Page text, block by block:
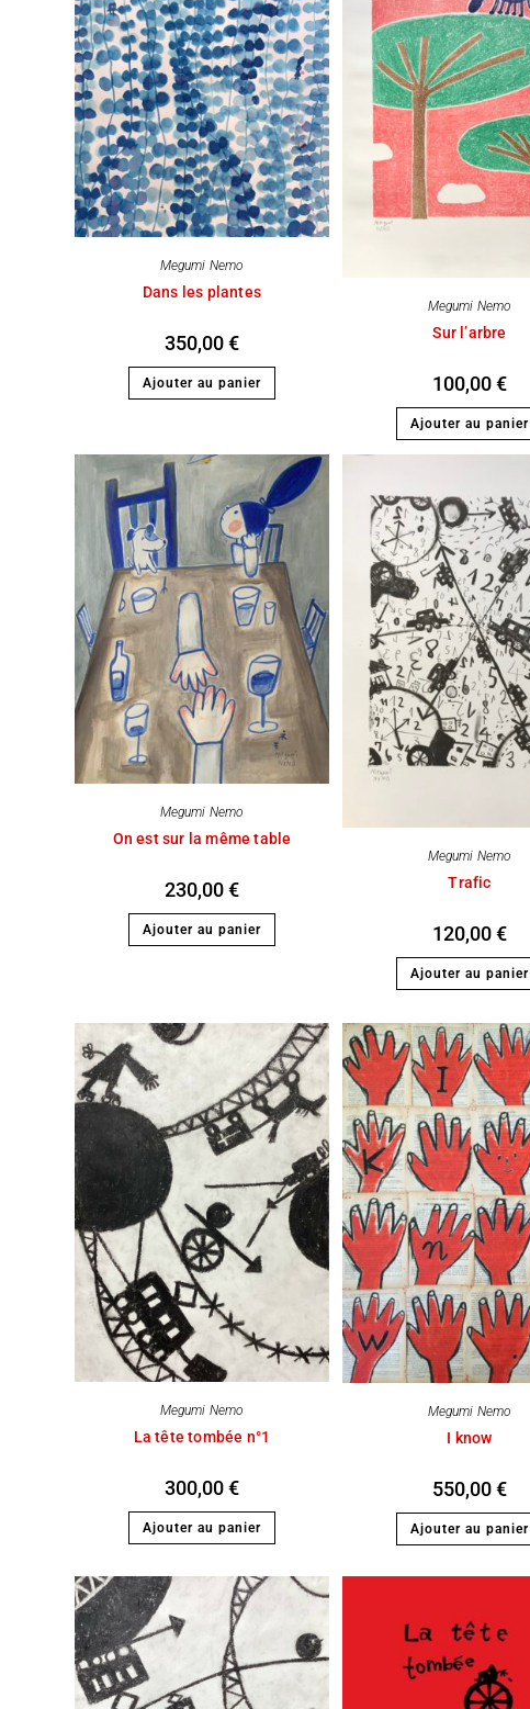
Megumi Nemo
Dans les plantes
350,00€
Ajouter au panier
Megumi Nemo
Sur l’arbre
100,00€
Ajouter au panier
Megumi Nemo
On est sur la même table
230,00€
Ajouter au panier
Megumi Nemo
Trafic
120,00€
Ajouter au panier
Megumi Nemo
La tête tombée n°1
300,00€
Ajouter au panier
Megumi Nemo
I know
550,00€
Ajouter au panier